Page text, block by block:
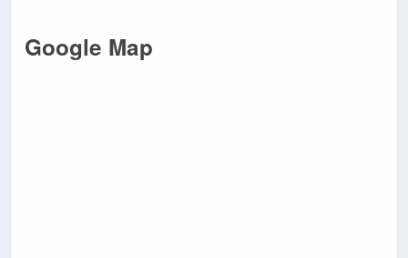
Google Map